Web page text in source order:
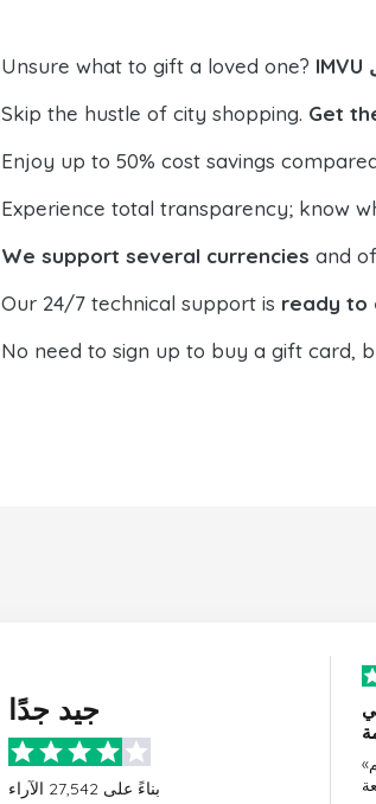
Unsure what to gift a loved one?
Skip the hustle of city shopping. Get
Enjoy up to 50% cost savings
Experience total transparency; know
We support several currencies and
Our 24/7 technical support is ready to
No need to sign up to buy a gift card,
جيد جدًا
بناءً على 27,542 الآراء